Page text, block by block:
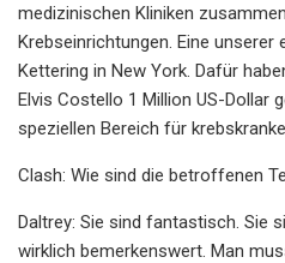
medizinischen Kliniken
Krebseinrichtungen. Eine
Kettering in New York. Dafür
Elvis Costello 1 Million US-Dollar
speziellen Bereich für
Clash: Wie sind die betroffenen
Daltrey: Sie sind fantastisch. Sie
wirklich bemerkenswert. Man